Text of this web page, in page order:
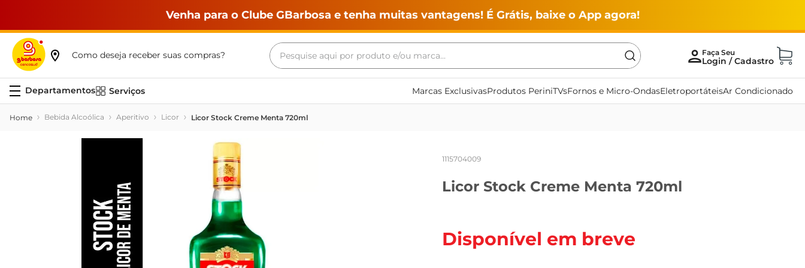
Venha para o Clube GBarbosa e tenha muitas vantagens! É Grátis, baixe o App agora!
Como deseja receber suas compras?
Pesquise aqui por produto e/ou marca...
Serviços Marcas ExclusivasProdutos PeriniTVsFornos e Micro-OndasEletroportáteisAr Condicionado
Bebida Alcoólica Aperitivo Licor Licor Stock Creme Menta 720ml
1115704009
Licor Stock Creme Menta 720ml
Disponível em breve
Termos mais buscados
maquina lavar